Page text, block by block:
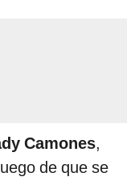
Camones,
de que se